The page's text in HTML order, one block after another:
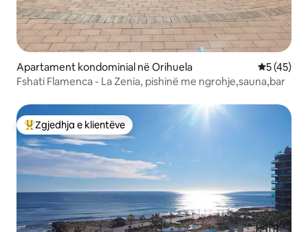
Apartament kondominial në Orihuela Vlerësimi
5 (45)
Fshati Flamenca - La Zenia, pishinë me ngrohje,sauna,bar
Më të mirat e zgjedhjeve të klientëve
Zgjedhja e klientëve